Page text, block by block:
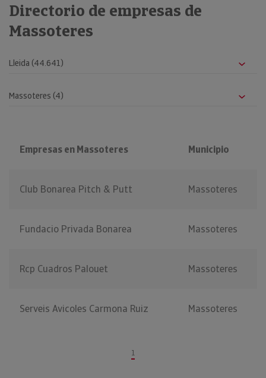
Directorio de empresas de
Massoteres
Empresas en Massoteres Municipio
Club Bonarea Pitch & Putt Massoteres
Fundacio Privada Bonarea Massoteres
Rcp Cuadros Palouet Massoteres
Serveis Avicoles Carmona Ruiz Massoteres
1